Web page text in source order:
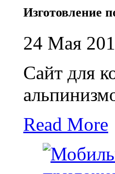
Изготовление
24 Мая
Сайт для
Read More